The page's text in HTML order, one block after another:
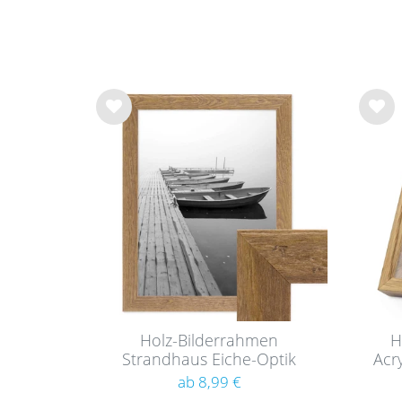
Wu
Holz-Bilderrahmen
Strandhaus Eiche-Optik
Rustikal
ab 8,99 €
Wu